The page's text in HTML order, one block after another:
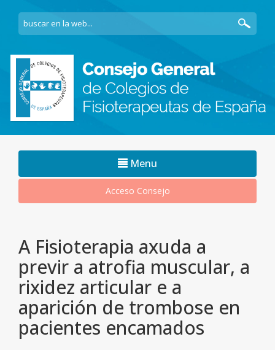
Navegacion
movil
Menu
Acceso Consejo
A Fisioterapia axuda a
previr a atrofia muscular, a
rixidez articular e a
aparición de trombose en
pacientes encamados